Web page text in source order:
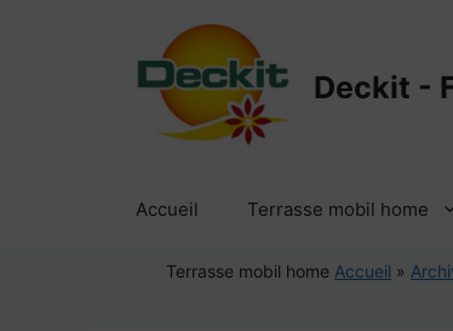
Deckit -
Accueil Terrasse mobil home
Terrasse mobil home Accueil »